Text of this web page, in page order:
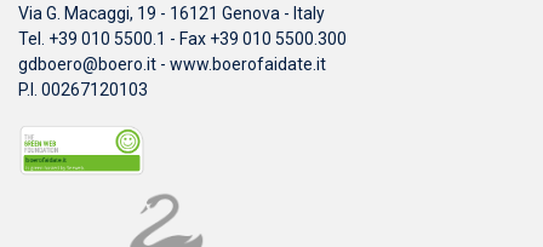
Via G. Macaggi, 19 - 16121 Genova - Italy
Tel. +39 010 5500.1 - Fax +39 010 5500.300
gdboero@boero.it - www.boerofaidate.it
P.I. 00267120103